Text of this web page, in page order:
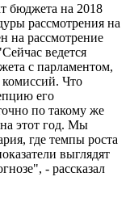
бюджета на 2018
рассмотрения на
на рассмотрение
ведется
с парламентом,
Что
его
по такому же
этот год. Мы
где темпы роста
выглядят
- рассказал